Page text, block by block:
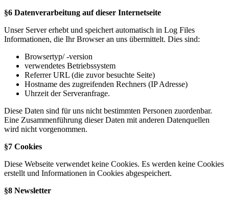
§6 Datenverarbeitung auf dieser Internetseite
Unser Server erhebt und speichert automatisch in Log Files
Informationen, die Ihr Browser an uns übermittelt. Dies sind:
Browsertyp/ -version
verwendetes Betriebssystem
Referrer URL (die zuvor besuchte Seite)
Hostname des zugreifenden Rechners (IP Adresse)
Uhrzeit der Serveranfrage.
Diese Daten sind für uns nicht bestimmten Personen zuordenbar.
Eine Zusammenführung dieser Daten mit anderen Datenquellen
wird nicht vorgenommen.
§7 Cookies
Diese Webseite verwendet keine Cookies. Es werden keine Cookies
erstellt und Informationen in Cookies abgespeichert.
§8 Newsletter